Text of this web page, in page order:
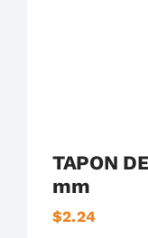
TAPON
mm
$2.24